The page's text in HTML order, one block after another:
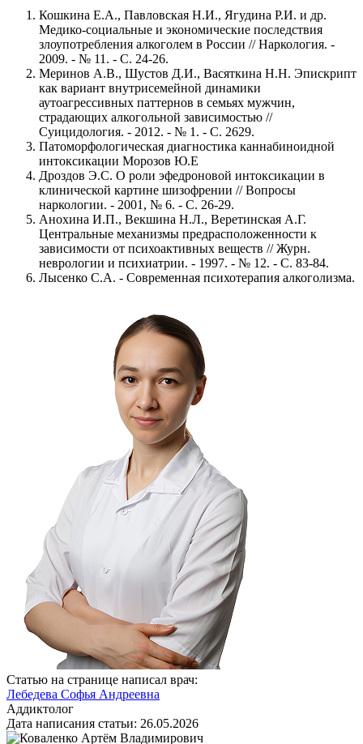
Кошкина Е.А., Павловская Н.И., Ягудина Р.И. и др.
Медико-социальные и экономические последствия
злоупотребления алкоголем в России // Наркология. -
2009. - № 11. - С. 24-26.
Меринов А.В., Шустов Д.И., Васяткина Н.Н. Эпискрипт
как вариант внутрисемейной динамики
аутоагрессивных паттернов в семьях мужчин,
страдающих алкогольной зависимостью //
Суицидология. - 2012. - № 1. - С. 2629.
Патоморфологическая диагностика каннабиноидной
интоксикации Морозов Ю.Е
Дроздов Э.С. О роли эфедроновой интоксикации в
клинической картине шизофрении // Вопросы
наркологии. - 2001, № 6. - С. 26-29.
Анохина И.П., Векшина Н.Л., Веретинская А.Г.
Центральные механизмы предрасположенности к
зависимости от психоактивных веществ // Журн.
неврологии и психиатрии. - 1997. - № 12. - C. 83-84.
Лысенко С.А. - Современная психотерапия алкоголизма.
Статью на странице написал врач:
Лебедева Софья Андреевна
Аддиктолог
Дата написания статьи: 26.05.2026